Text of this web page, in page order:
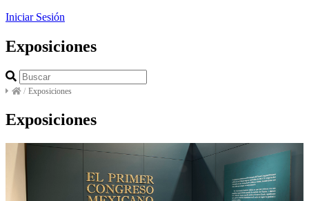
Iniciar Sesión
Exposiciones
/ Exposiciones
Exposiciones